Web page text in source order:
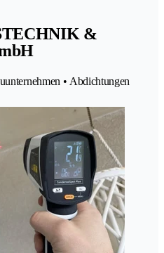
&
• Abdichtungen